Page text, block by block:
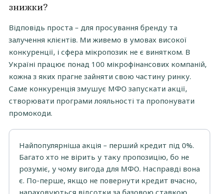
знижки?
Відповідь проста – для просування бренду та
залучення клієнтів. Ми живемо в умовах високої
конкуренції, і сфера мікропозик не є винятком. В
Україні працює понад 100 мікрофінансових компаній,
кожна з яких прагне зайняти свою частину ринку.
Саме конкуренція змушує МФО запускати акції,
створювати програми лояльності та пропонувати
промокоди.
Найпопулярніша акція – перший кредит під 0%.
Багато хто не вірить у таку пропозицію, бо не
розуміє, у чому вигода для МФО. Насправді вона
є. По-перше, якщо не повернути кредит вчасно,
нараховуються відсотки за базовою ставкою,